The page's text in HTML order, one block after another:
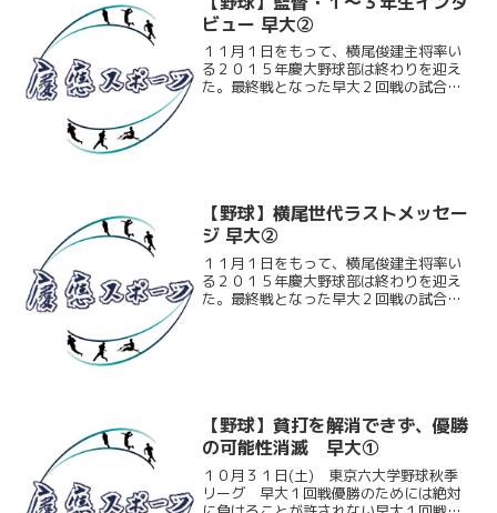
ビュー 早大②
１１月１日をもって、横尾俊建主将率い
る２０１５年慶大野球部は終わりを迎え
た。最終戦となった早大２回戦の試合後
【野球】横尾世代ラストメッセー
ジ 早大②
１１月１日をもって、横尾俊建主将率い
る２０１５年慶大野球部は終わりを迎え
た。最終戦となった早大２回戦の試合後
【野球】貧打を解消できず、優勝
の可能性消滅 早大①
１０月３１日(土) 東京六大学野球秋季
リーグ 早大１回戦優勝のためには絶対